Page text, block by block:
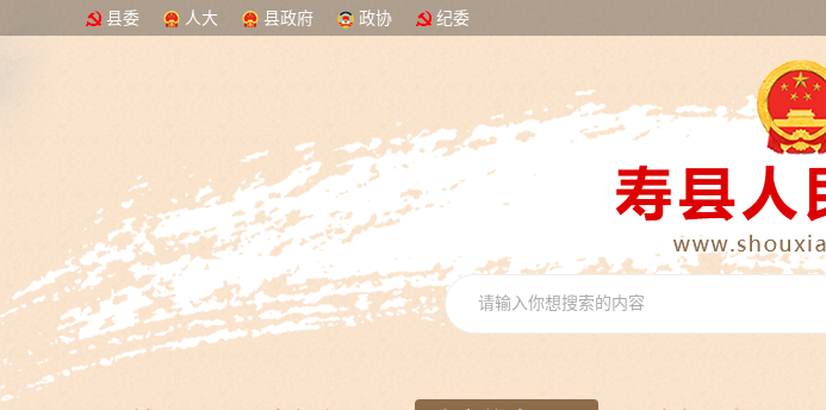
县委 人大 县政府 政协 纪委